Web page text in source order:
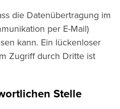
die Datenübertragung im
per E-Mail)
kann. Ein lückenloser
Zugriff durch Dritte ist
Stelle